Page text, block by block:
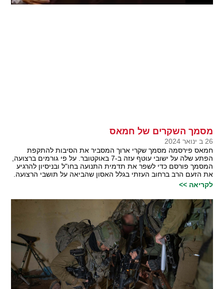
מסמך השקרים של חמאס
26 ב ינואר 2024
חמאס פירסמה מסמך שקרי ארוך המסביר את הסיבות להתקפת
הפתע שלה על ישובי עוטף עזה ב-7 באוקטובר. על פי גורמים ברצועה,
המסמך פורסם כדי לשפר את תדמית התנועה בחו"ל ובניסיון להרגיע
את הזעם הרב ברחוב העזתי בגלל האסון שהביאה על תושבי הרצועה.
לקריאה >>